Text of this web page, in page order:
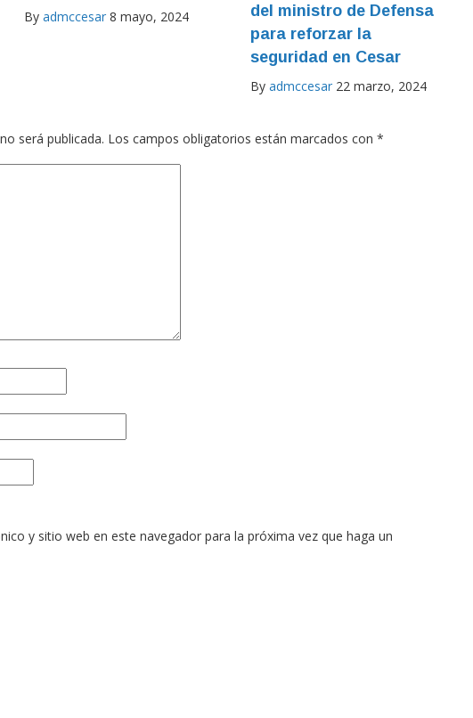
Byadmccesar 8 mayo, 2024
del ministro de Defensa
para reforzar la
seguridad en Cesar
By admccesar 22 marzo, 2024
será publicada. Los campos obligatorios están marcados con *
y sitio web en este navegador para la próxima vez que haga un